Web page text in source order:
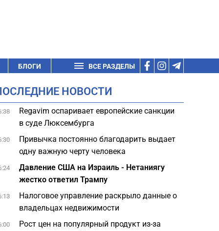
БЛОГИ ВСЕ РАЗДЕЛЫ
НОВОСТИ
Regavim оспаривает европейские санкции
в суде Люксембурга
Привычка постоянно благодарить выдает
одну важную черту человека
Давление США на Израиль - Нетаниягу
жестко ответил Трампу
Налоговое управление раскрыло данные о
владельцах недвижимости
Рост цен на популярный продукт из-за